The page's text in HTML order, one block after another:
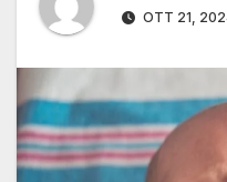
OTT 21,